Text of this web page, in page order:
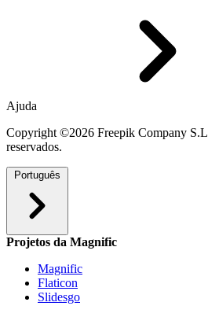
Ajuda
Copyright ©2026 Freepik Company
reservados.
Português
Projetos da Magnific
Magnific
Flaticon
Slidesgo